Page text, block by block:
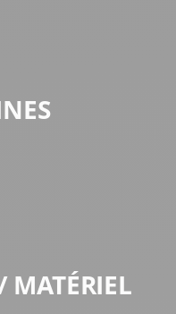
MATÉRIEL